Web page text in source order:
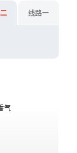
线路一